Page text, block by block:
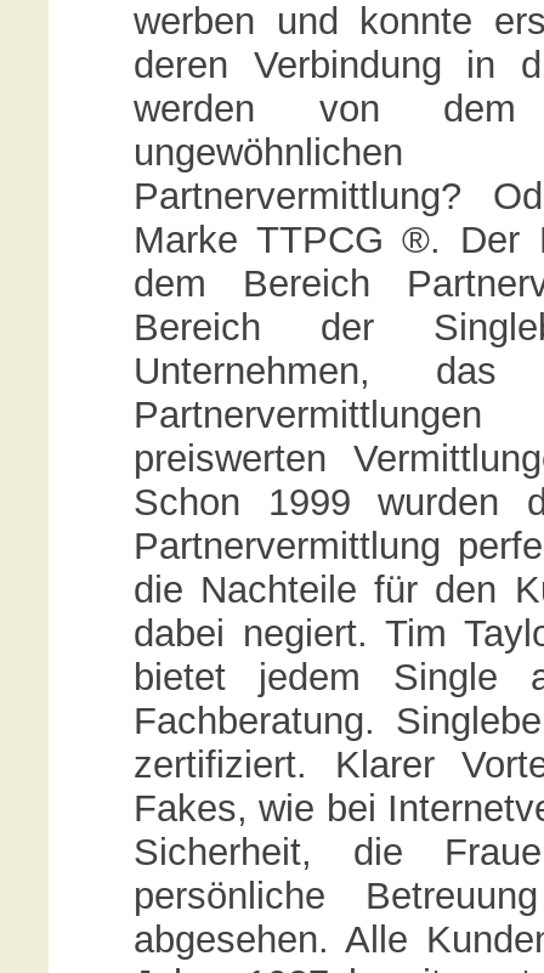
werben und konnte
deren Verbindung in
werden von dem
Partnervermittlung?
Marke TTPCG ®. Der
dem Bereich
Bereich der
Unternehmen,
preiswerten
Schon 1999 wurden
Partnervermittlung
die Nachteile für den
dabei negiert. Tim
bietet jedem Single
Fachberatung.
zertifiziert. Klarer
Fakes, wie bei
Sicherheit, die
persönliche
abgesehen. Alle